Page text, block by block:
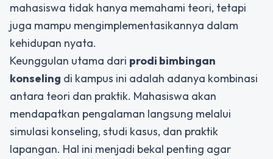
mahasiswa tidak hanya memahami teori, tetapi
juga mampu mengimplementasikannya dalam
kehidupan nyata.
Keunggulan utama dari prodi bimbingan
konseling di kampus ini adalah adanya kombinasi
antara teori dan praktik. Mahasiswa akan
mendapatkan pengalaman langsung melalui
simulasi konseling, studi kasus, dan praktik
lapangan. Hal ini menjadi bekal penting agar